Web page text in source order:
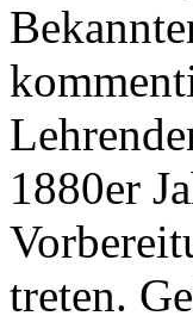
1880er
treten.